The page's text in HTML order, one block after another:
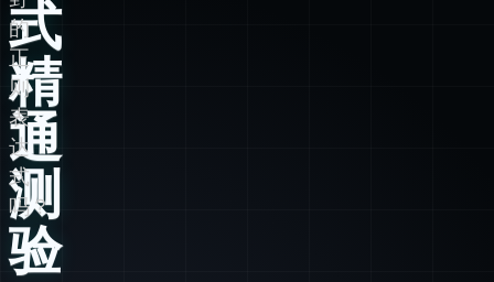
式
精
通
测
验
的
正
则
表
达
式
吗？